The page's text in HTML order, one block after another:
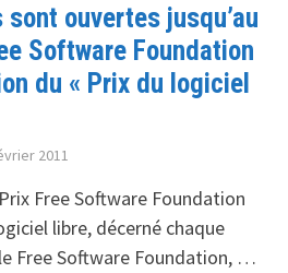
ouvertes jusqu’au
Software Foundation
du « Prix du logiciel
2011
Free Software Foundation
libre, décerné chaque
Free Software Foundation, …